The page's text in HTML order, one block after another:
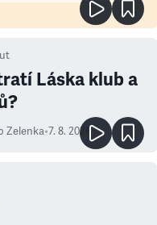
Láska klub a
Zelenka•7. 8. 2026